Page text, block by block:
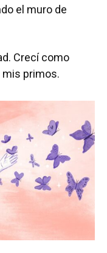
el muro de
Crecí como
mis primos.